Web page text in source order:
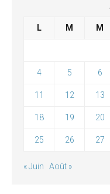
L M M
4 5 6
11 12 13
18 19 20
25 26 27
« Juin Août »